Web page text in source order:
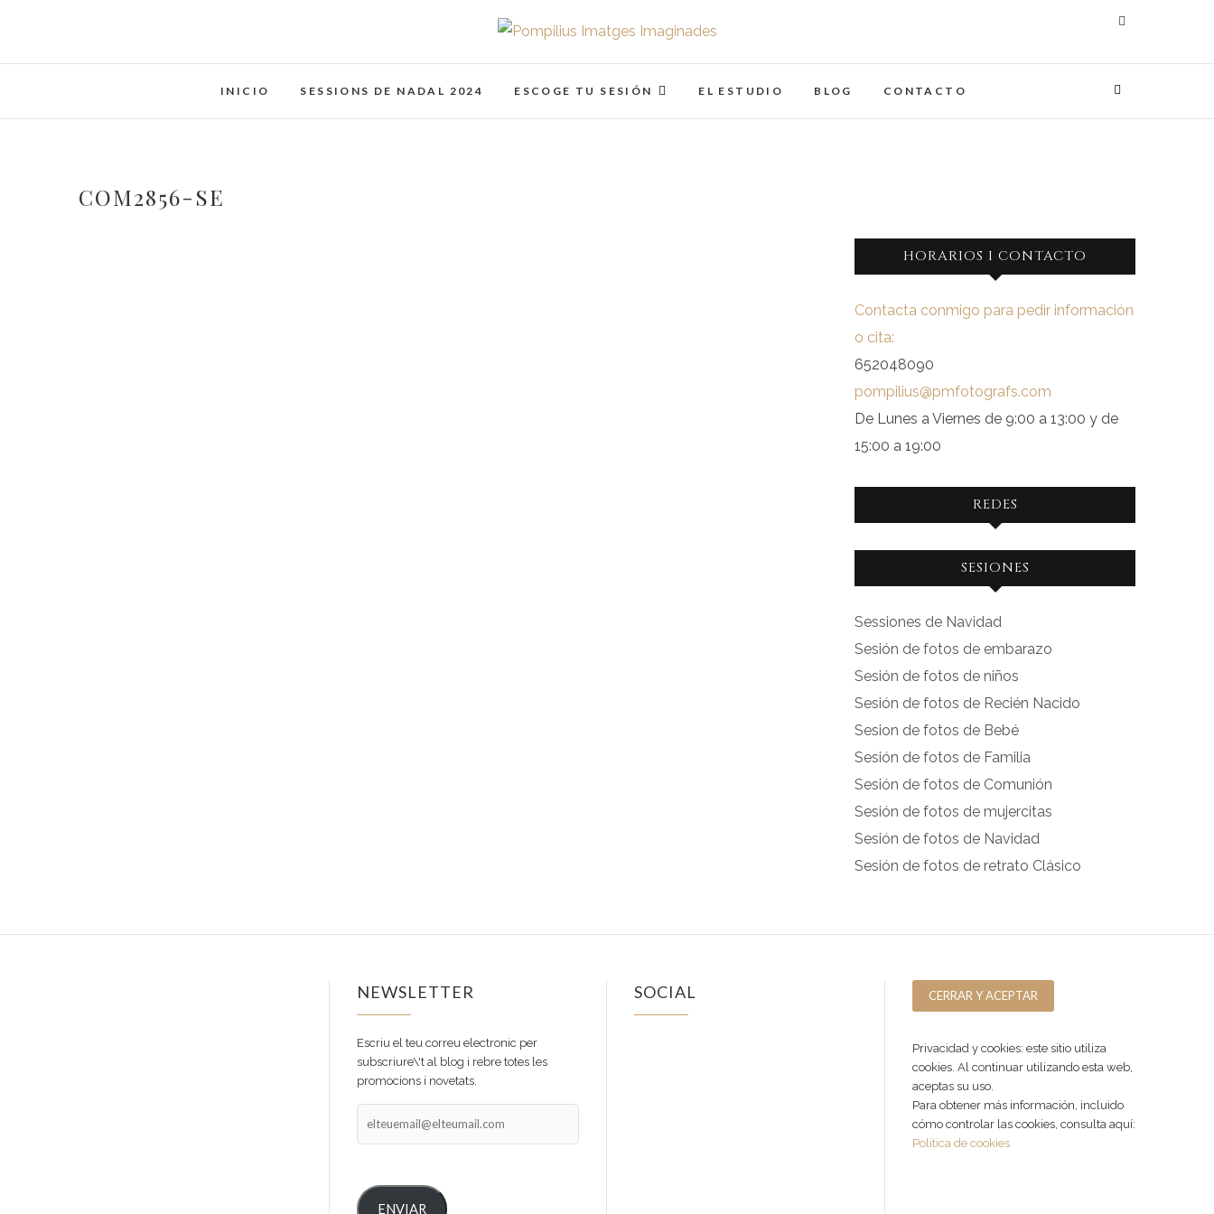
contenido
Pompilius Imatges Imaginades
INICIO SESSIONS DE NADAL 2024 ESCOGE TU SESIÓN EL ESTUDIO BLOG CONTACTO
COM2856-SE
HORARIOS I CONTACTO
Contacta conmigo para pedir información
o cita:
652048090
pompilius@pmfotografs.com
De Lunes a Viernes de 9:00 a 13:00 y de
15:00 a 19:00
REDES
perfil
de
facebook.com
en
Facebook
perfil
de
instagram.com
en
Instagram
SESIONES
Sessiones de Navidad
Sesión de fotos de embarazo
Sesión de fotos de niños
Sesión de fotos de Recién Nacido
Sesion de fotos de Bebé
Sesión de fotos de Familia
Sesión de fotos de Comunión
Sesión de fotos de mujercitas
Sesión de fotos de Navidad
Sesión de fotos de retrato Clásico
NEWSLETTER
Escriu el teu correu electronic per
subscriure\'t al blog i rebre totes les
promocions i novetats.
ENVIAR
SOCIAL
Privacidad y cookies: este sitio utiliza
cookies. Al continuar utilizando esta web,
aceptas su uso.
Para obtener más información, incluido
cómo controlar las cookies, consulta aquí:
Política de cookies